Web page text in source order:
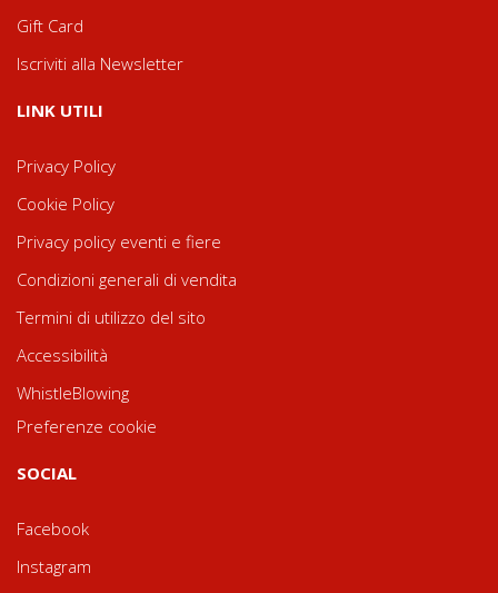
Gift Card
Iscriviti alla Newsletter
LINK UTILI
Privacy Policy
Cookie Policy
Privacy policy eventi e fiere
Condizioni generali di vendita
Termini di utilizzo del sito
Accessibilità
WhistleBlowing
Preferenze cookie
SOCIAL
Facebook
Instagram